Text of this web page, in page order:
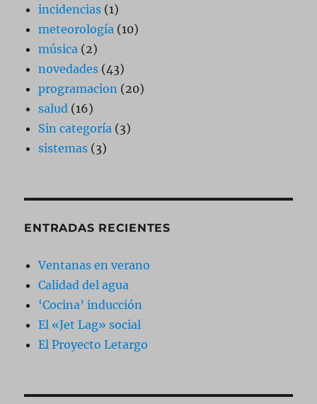
incidencias (1)
meteorología (10)
música (2)
novedades (43)
programacion (20)
salud (16)
Sin categoría (3)
sistemas (3)
ENTRADAS RECIENTES
Ventanas en verano
Calidad del agua
‘Cocina’ inducción
El «Jet Lag» social
El Proyecto Letargo